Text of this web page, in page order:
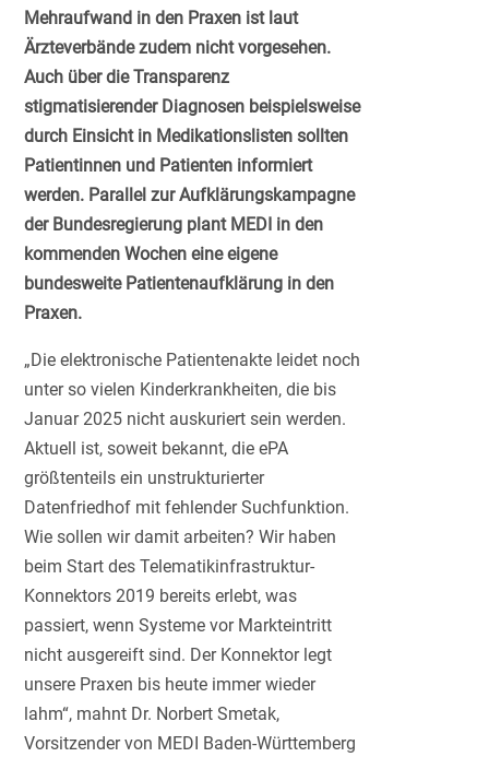
Mehraufwand in den Praxen ist laut
Ärzteverbände zudem nicht vorgesehen.
Auch über die Transparenz
stigmatisierender Diagnosen beispielsweise
durch Einsicht in Medikationslisten sollten
Patientinnen und Patienten informiert
werden. Parallel zur Aufklärungskampagne
der Bundesregierung plant MEDI in den
kommenden Wochen eine eigene
bundesweite Patientenaufklärung in den
Praxen.
„Die elektronische Patientenakte leidet noch
unter so vielen Kinderkrankheiten, die bis
Januar 2025 nicht auskuriert sein werden.
Aktuell ist, soweit bekannt, die ePA
größtenteils ein unstrukturierter
Datenfriedhof mit fehlender Suchfunktion.
Wie sollen wir damit arbeiten? Wir haben
beim Start des Telematikinfrastruktur-
Konnektors 2019 bereits erlebt, was
passiert, wenn Systeme vor Markteintritt
nicht ausgereift sind. Der Konnektor legt
unsere Praxen bis heute immer wieder
lahm“, mahnt Dr. Norbert Smetak,
Vorsitzender von MEDI Baden-Württemberg